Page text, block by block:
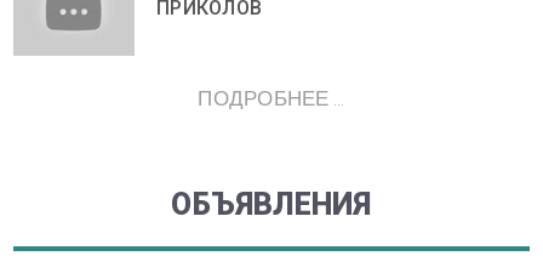
ПРИКОЛОВ
ПОДРОБНЕЕ ...
ОБЪЯВЛЕНИЯ